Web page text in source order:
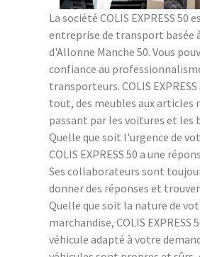
La société COLIS EXPRESS 50
entreprise de transport basée
d'Allonne Manche 50. Vous
confiance au
transporteurs. COLIS
tout, des meubles aux articles
passant par les voitures et les
Quelle que soit l'urgence de
COLIS EXPRESS 50 a une
Ses collaborateurs sont
donner des réponses et
Quelle que soit la nature de
marchandise, COLIS EXPRESS
véhicule adapté à votre